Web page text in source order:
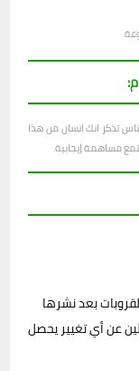
تذكر انك انسان من هذا
مساهمة إيجابية.
بعد نشرها
عن أي تغيير يحصل